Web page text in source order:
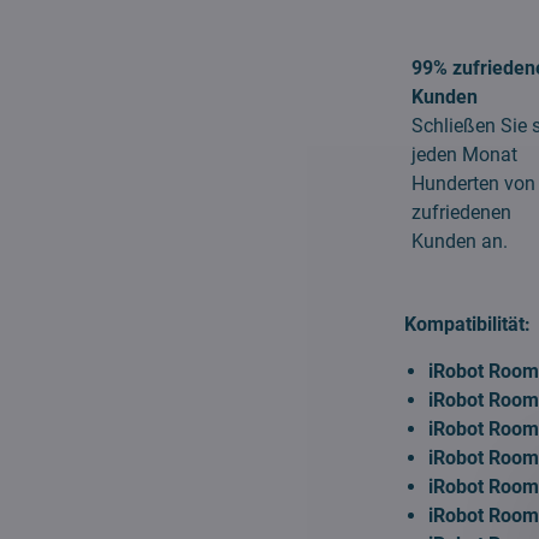
99%
Kunden
Schließen Sie
jeden Monat
Hunderten von
zufriedenen
Kunden an.
Kompatibilität:
iRobot
iRobot
iRobot
iRobot
iRobot
iRobot